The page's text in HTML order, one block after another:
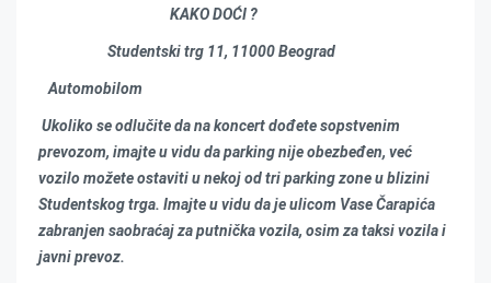
KAKO DOĆI ?
Studentski trg 11, 11000 Beograd
Automobilom
Ukoliko se odlučite da na koncert dođete sopstvenim
prevozom, imajte u vidu da parking nije obezbeđen, već
vozilo možete ostaviti u nekoj od tri parking zone u blizini
Studentskog trga. Imajte u vidu da je ulicom Vase Čarapića
zabranjen saobraćaj za putnička vozila, osim za taksi vozila i
javni prevoz.